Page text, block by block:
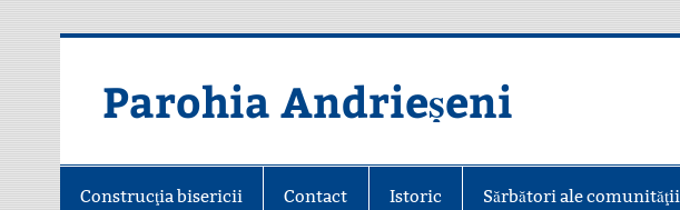
Parohia Andrieșeni
Construcţia bisericii Contact Istoric Sărbători ale comunităţii